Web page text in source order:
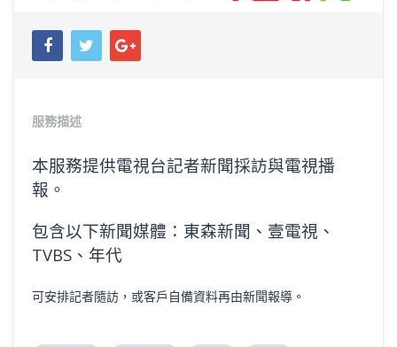
服務描述
本服務提供電視台記者新聞採訪與電視播
報。
包含以下新聞媒體：東森新聞、壹電視、
TVBS、年代
可安排記者隨訪，或客戶自備資料再由新聞報導。